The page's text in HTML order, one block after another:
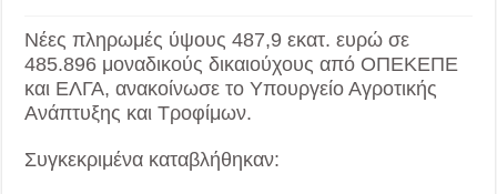
Νέες πληρωμές ύψους 487,9 εκατ. ευρώ σε
485.896 μοναδικούς δικαιούχους από ΟΠΕΚΕΠΕ
και ΕΛΓΑ, ανακοίνωσε το Υπουργείο Αγροτικής
Ανάπτυξης και Τροφίμων.
Συγκεκριμένα καταβλήθηκαν: